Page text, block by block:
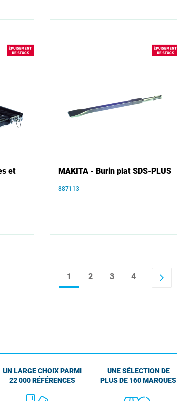
et
MAKITA - Burin plat SDS-PLUS
887113
1 2 3 4 arrow_forward_ios
UN LARGE CHOIX PARMI
22 000 RÉFÉRENCES
UNE SÉLECTION DE
PLUS DE 160 MARQUES